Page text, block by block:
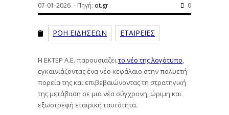
07-01-2026 - Πηγή: ot.gr 0
ΡΟΗ ΕΙΔΗΣΕΩΝ ΕΤΑΙΡΕΙΕΣ
Η ΕΚΤΕΡ Α.Ε. παρουσιάζειτο νέο της λογότυπο,
εγκαινιάζοντας ένα νέο κεφάλαιο στην πολυετή
πορεία της και επιβεβαιώνοντας τη στρατηγική
της μετάβαση σε μια νέα σύγχρονη, ώριμη και
εξωστρεφή εταιρική ταυτότητα.